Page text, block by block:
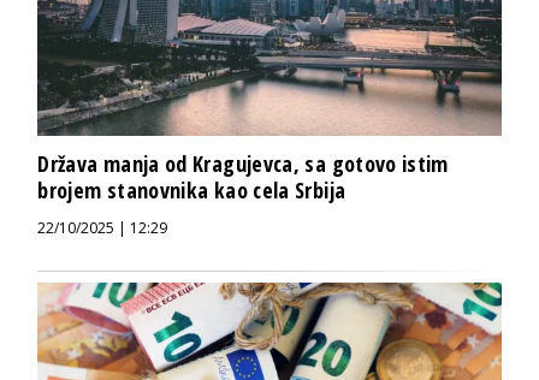
Država manja od Kragujevca, sa gotovo istim
brojem stanovnika kao cela Srbija
22/10/2025 | 12:29